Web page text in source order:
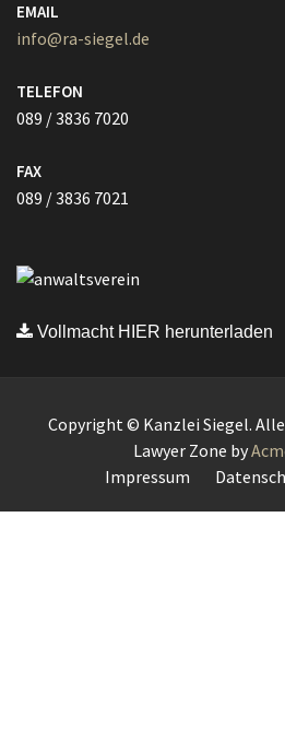
EMAIL
info@ra-siegel.de
TELEFON
089 / 3836 7020
FAX
089 / 3836 7021
Vollmacht HIER herunterladen
Copyright © Kanzlei Siegel.
Lawyer Zone by
Impressum